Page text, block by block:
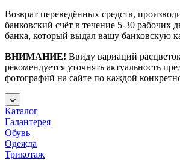
Возврат переведённых средств,
банковский счёт в течение 5-30 рабочих
банка, который выдал вашу банковскую
ВНИМАНИЕ! Ввиду вариаций
рекомендуется уточнять актуальность
фотографий на сайте по каждой
Каталог
Галантерея
Обувь
Одежда
Трикотаж